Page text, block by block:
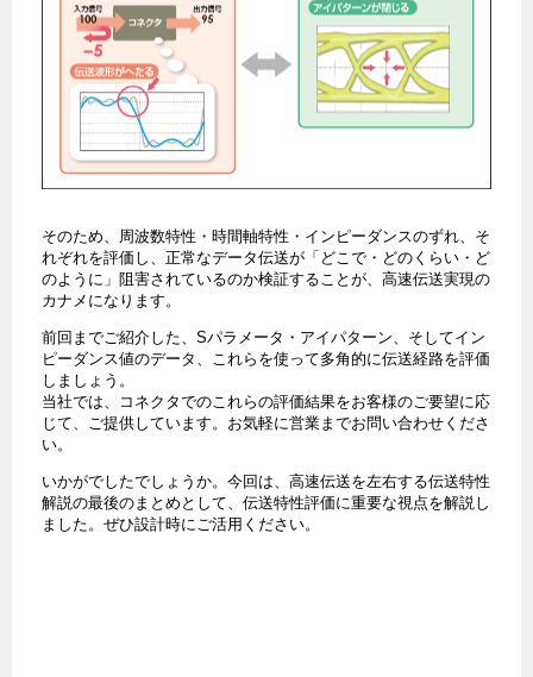
そのため、周波数特性・時間軸特性・インピーダンスのずれ、そ
れぞれを評価し、正常なデータ伝送が「どこで・どのくらい・ど
のように」阻害されているのか検証することが、高速伝送実現の
カナメになります。
前回までご紹介した、Sパラメータ・アイパターン、そしてイン
ピーダンス値のデータ、これらを使って多角的に伝送経路を評価
しましょう。
当社では、コネクタでのこれらの評価結果をお客様のご要望に応
じて、ご提供しています。お気軽に営業までお問い合わせくださ
い。
いかがでしたでしょうか。今回は、高速伝送を左右する伝送特性
解説の最後のまとめとして、伝送特性評価に重要な視点を解説し
ました。ぜひ設計時にご活用ください。